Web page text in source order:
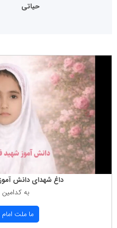
حیاتی
داغ شهدای دانش
به كدامین
ما ملت